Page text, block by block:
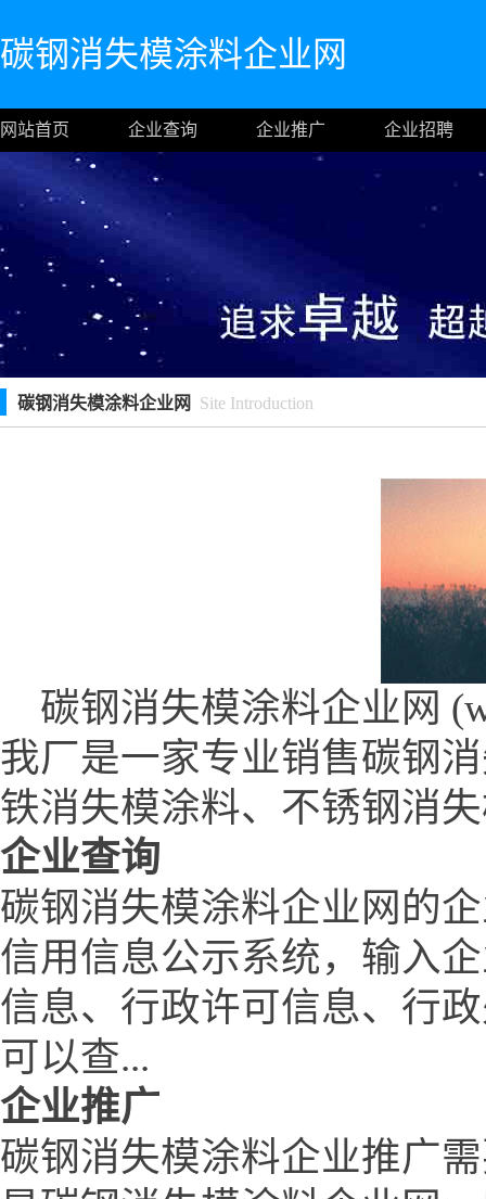
碳钢消失模涂料企业网
网站首页 企业查询 企业推广 企业招聘
碳钢消失模涂料企业网 Site Introduction
碳钢消失模涂料企业网
我厂是一家专业销售碳钢
铁消失模涂料、不锈钢消
企业查询
碳钢消失模涂料企业网的
信用信息公示系统，输入
信息、行政许可信息、行
可以查...
企业推广
碳钢消失模涂料企业推广